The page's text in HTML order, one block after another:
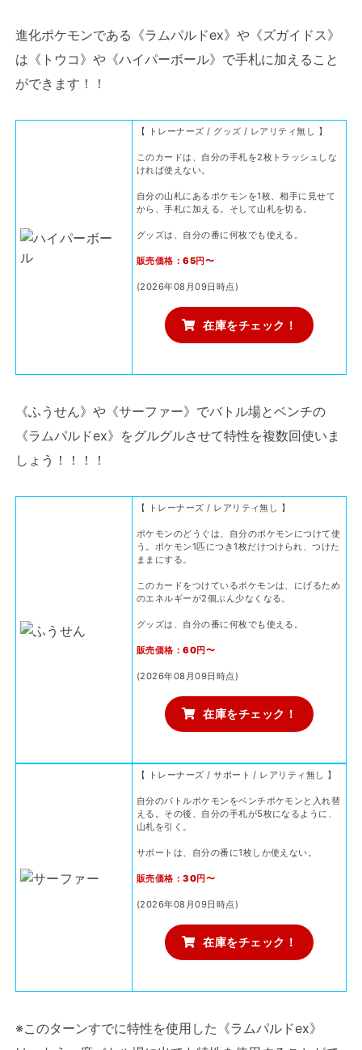
進化ポケモンである《ラムパルドex》や《ズガイドス》
は《トウコ》や《ハイパーボール》で手札に加えること
ができます！！
【 トレーナーズ / グッズ / レアリティ無し 】
このカードは、自分の手札を2枚トラッシュしな
ければ使えない。
自分の山札にあるポケモンを1枚、相手に見せて
から、手札に加える。そして山札を切る。
グッズは、自分の番に何枚でも使える。
販売価格：65円〜
(2026年08月09日時点)
在庫をチェック！
《ふうせん》や《サーファー》でバトル場とベンチの
《ラムパルドex》をグルグルさせて特性を複数回使いま
しょう！！！！
【 トレーナーズ / レアリティ無し 】
ポケモンのどうぐは、自分のポケモンにつけて使
う。ポケモン1匹につき1枚だけつけられ、つけた
ままにする。
このカードをつけているポケモンは、にげるため
のエネルギーが2個ぶん少なくなる。
グッズは、自分の番に何枚でも使える。
販売価格：60円〜
(2026年08月09日時点)
在庫をチェック！
【 トレーナーズ / サポート / レアリティ無し 】
自分のバトルポケモンをベンチポケモンと入れ替
える。その後、自分の手札が5枚になるように、
山札を引く。
サポートは、自分の番に1枚しか使えない。
販売価格：30円〜
(2026年08月09日時点)
在庫をチェック！
※このターンすでに特性を使用した《ラムパルドex》